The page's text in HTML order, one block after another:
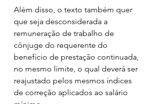
Além disso, o texto também quer
que seja desconsiderada a
remuneração de trabalho de
cônjuge do requerente do
benefício de prestação continuada,
no mesmo limite, o qual deverá ser
reajustado pelos mesmos índices
de correção aplicados ao salário